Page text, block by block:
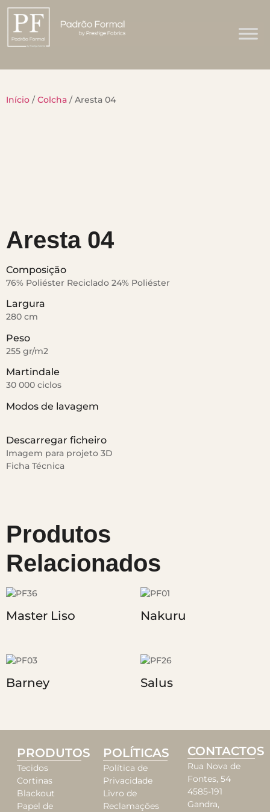
Início /Colcha / Aresta 04
Aresta 04
Composição
76% Poliéster Reciclado 24% Poliéster
Largura
280 cm
Peso
255 gr/m2
Martindale
30 000 ciclos
Modos de lavagem
Descarregar ficheiro
Imagem para projeto 3D
Ficha Técnica
Produtos
Relacionados
Master Liso Nakuru
Barney Salus
PRODUTOS
Tecidos
Cortinas
Blackout
Papel de
POLÍTICAS
Política de
Privacidade
Livro de
Reclamações
CONTACTOS
Rua Nova de
Fontes, 54
4585-191
Gandra,